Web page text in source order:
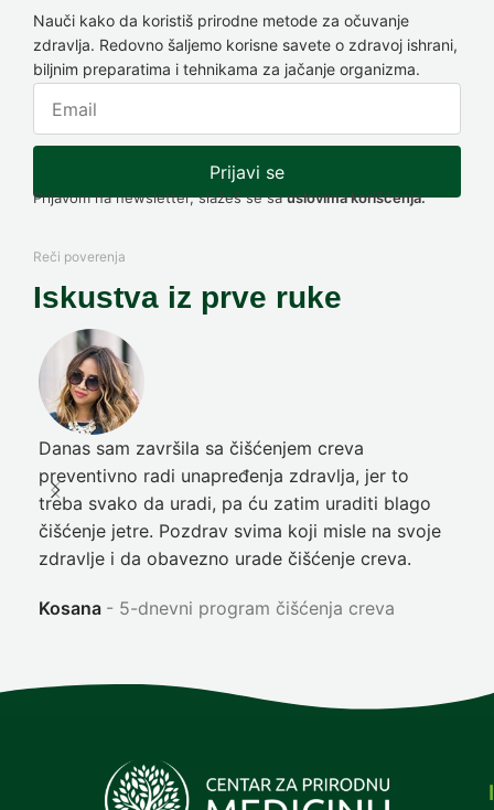
Nauči kako da koristiš prirodne metode za očuvanje
zdravlja. Redovno šaljemo korisne savete o zdravoj ishrani,
biljnim preparatima i tehnikama za jačanje organizma.
Prijavi se
Prijavom na newsletter, slažeš se sauslovima korišćenja.
Reči poverenja
Iskustva iz prve ruke
Danas sam završila sa čišćenjem creva
preventivno radi unapređenja zdravlja, jer to
treba svako da uradi, pa ću zatim uraditi blago
čišćenje jetre. Pozdrav svima koji misle na svoje
zdravlje i da obavezno urade čišćenje creva.
Kosana 5-dnevni program čišćenja creva